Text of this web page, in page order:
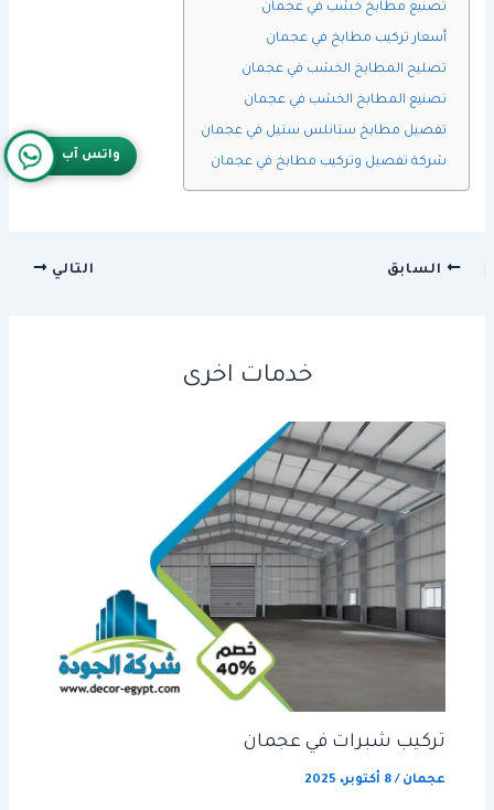
تصنيع مطابخ خشب في عجمان
أسعار تركيب مطابخ في عجمان
تصليح المطابخ الخشب في عجمان
تصنيع المطابخ الخشب في عجمان
تفصيل مطابخ ستانلس ستيل في عجمان
شركة تفصيل وتركيب مطابخ في عجمان
السابق التالي
خدمات اخرى
تركيب شبرات في عجمان
عجمان /8 أكتوبر، 2025
واتس آب